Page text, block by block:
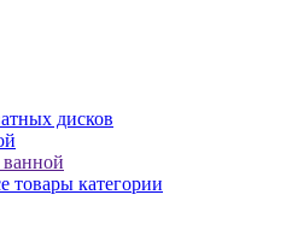
дисков
товары категории